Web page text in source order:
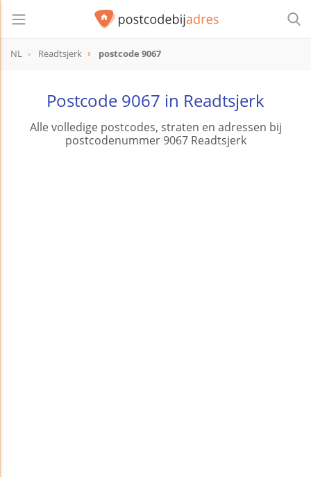
NL Readtsjerk postcode 9067
Postcode 9067 in Readtsjerk
Alle volledige postcodes, straten en adressen bij
postcodenummer 9067 Readtsjerk